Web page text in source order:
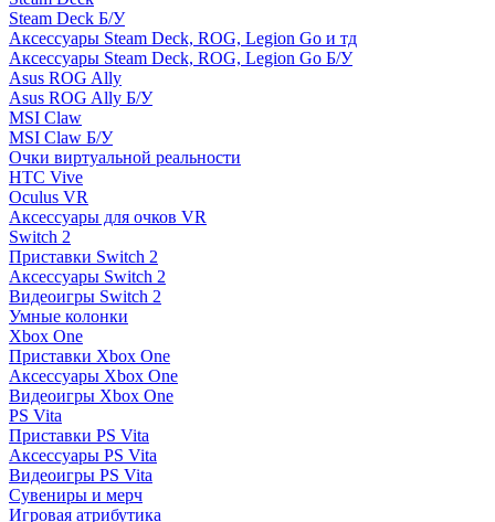
Steam Deck Б/У
Аксессуары Steam Deck, ROG, Legion Go и тд
Аксессуары Steam Deck, ROG, Legion Go Б/У
Asus ROG Ally
Asus ROG Ally Б/У
MSI Claw
MSI Claw Б/У
Очки виртуальной реальности
HTC Vive
Oculus VR
Аксессуары для очков VR
Switch 2
Приставки Switch 2
Аксессуары Switch 2
Видеоигры Switch 2
Умные колонки
Xbox One
Приставки Xbox One
Аксессуары Xbox One
Видеоигры Xbox One
PS Vita
Приставки PS Vita
Аксессуары PS Vita
Видеоигры PS Vita
Сувениры и мерч
Игровая атрибутика